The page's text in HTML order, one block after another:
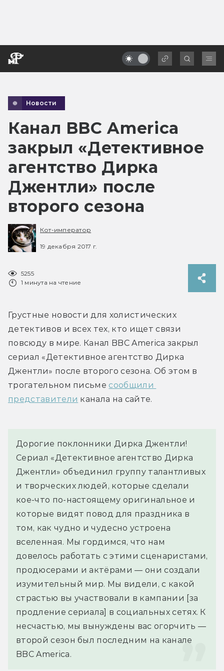
Новости
Канал BBC America
закрыл «Детективное
агентство Дирка
Джентли» после
второго сезона
Кот-император
19 декабря 2017 г.
5255
1 минута на чтение
Грустные новости для холистических
детективов и всех тех, кто ищет связи
повсюду в мире. Канал BBC America закрыл
сериал «Детективное агентство Дирка
Джентли» после второго сезона. Об этом в
трогательном письме сообщили
представители канала на сайте.
Дорогие поклонники Дирка Джентли!
Сериал «Детективное агентство Дирка
Джентли» объединил группу талантливых
и творческих людей, которые сделали
кое-что по-настоящему оригинальное и
которые видят повод для праздника в
том, как чудно и чудесно устроена
вселенная. Мы гордимся, что нам
довелось работать с этими сценаристами,
продюсерами и актёрами — они создали
изумительный мир. Мы видели, с какой
страстью вы участвовали в кампании [за
продление сериала] в социальных сетях. К
несчастью, мы вынуждены вас огорчить —
второй сезон был последним на канале
BBC America.